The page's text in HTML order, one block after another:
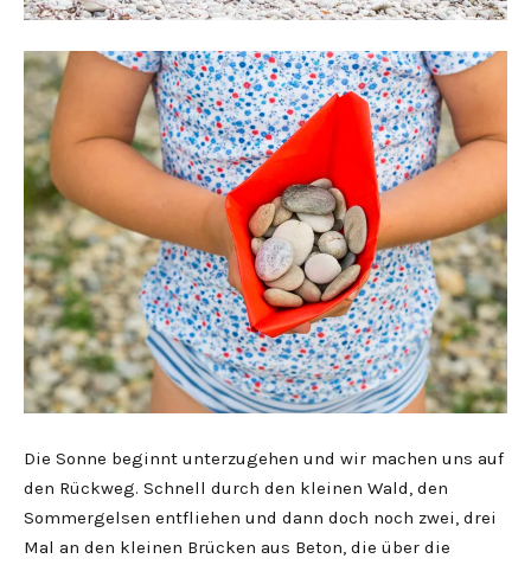
Die Sonne beginnt unterzugehen und wir machen uns auf
den Rückweg. Schnell durch den kleinen Wald, den
Sommergelsen entfliehen und dann doch noch zwei, drei
Mal an den kleinen Brücken aus Beton, die über die